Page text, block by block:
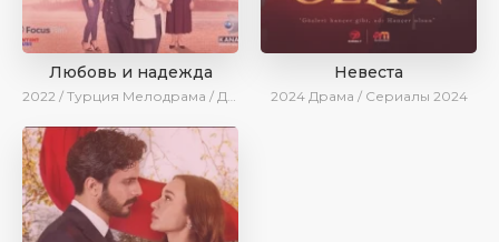
Любовь и надежда
2022 / Турция Мелодрама / Драма / BeniAffet
Невеста
2024 Драма / Сериалы 2024